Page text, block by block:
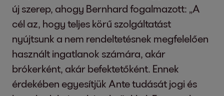
új szerep, ahogy Bernhard fogalmazott: „A
cél az, hogy teljes körű szolgáltatást
nyújtsunk a nem rendeltetésnek megfelelően
használt ingatlanok számára, akár
brókerként, akár befektetőként. Ennek
érdekében egyesítjük Ante tudását jogi és